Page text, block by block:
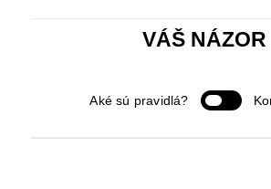
VÁŠ NÁZOR
Aké sú pravidlá?